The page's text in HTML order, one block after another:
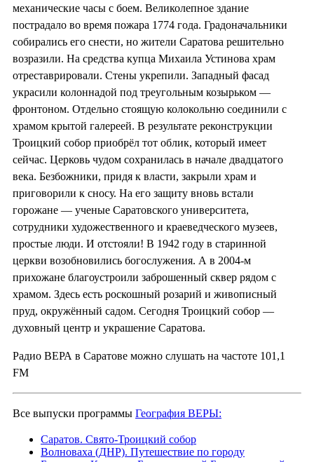
механические часы с боем. Великолепное здание
пострадало во время пожара 1774 года. Градоначальники
собирались его снести, но жители Саратова решительно
возразили. На средства купца Михаила Устинова храм
отреставрировали. Стены укрепили. Западный фасад
украсили колоннадой под треугольным козырьком —
фронтоном. Отдельно стоящую колокольню соединили с
храмом крытой галереей. В результате реконструкции
Троицкий собор приобрёл тот облик, который имеет
сейчас. Церковь чудом сохранилась в начале двадцатого
века. Безбожники, придя к власти, закрыли храм и
приговорили к сносу. На его защиту вновь встали
горожане — ученые Саратовского университета,
сотрудники художественного и краеведческого музеев,
простые люди. И отстояли! В 1942 году в старинной
церкви возобновились богослужения. А в 2004-м
прихожане благоустроили заброшенный сквер рядом с
храмом. Здесь есть роскошный розарий и живописный
пруд, окружённый садом. Сегодня Троицкий собор —
духовный центр и украшение Саратова.
Радио ВЕРА в Саратове можно слушать на частоте 101,1
FM
Все выпуски программы География ВЕРЫ:
Саратов. Свято-Троицкий собор
Волноваха (ДНР). Путешествие по городу